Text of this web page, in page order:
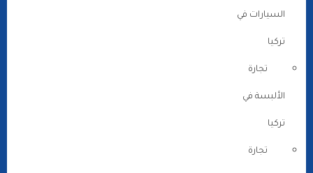
السيارات في
تركيا
تجارة
الألبسة في
تركيا
تجارة